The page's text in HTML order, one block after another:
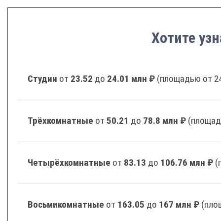
Хотите
Студии от 23.52 до 24.01 млн ₽ (площадью от
Трёхкомнатные от 50.21 до 78.8 млн ₽
Четырёхкомнатные от 83.13 до 106.76 млн ₽
Восьмикомнатные от 163.05 до 167 млн ₽